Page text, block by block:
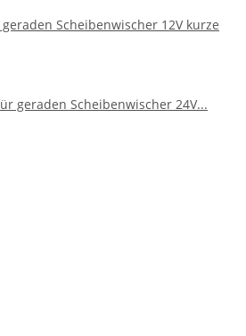
Scheibenwischer 12V kurze